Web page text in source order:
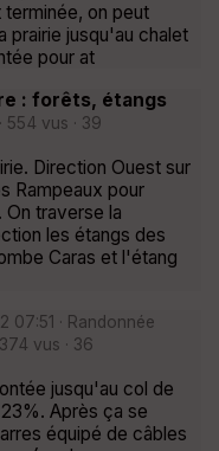
terminée, on peut
prairie jusqu'au chalet
pour at
: forêts, étangs
554 vus · 39
Direction Ouest sur
Rampeaux pour
On traverse la
les étangs des
Caras et l'étang
07:51 · Randonnée
vus · 36
jusqu'au col de
Après ça se
équipé de câbles